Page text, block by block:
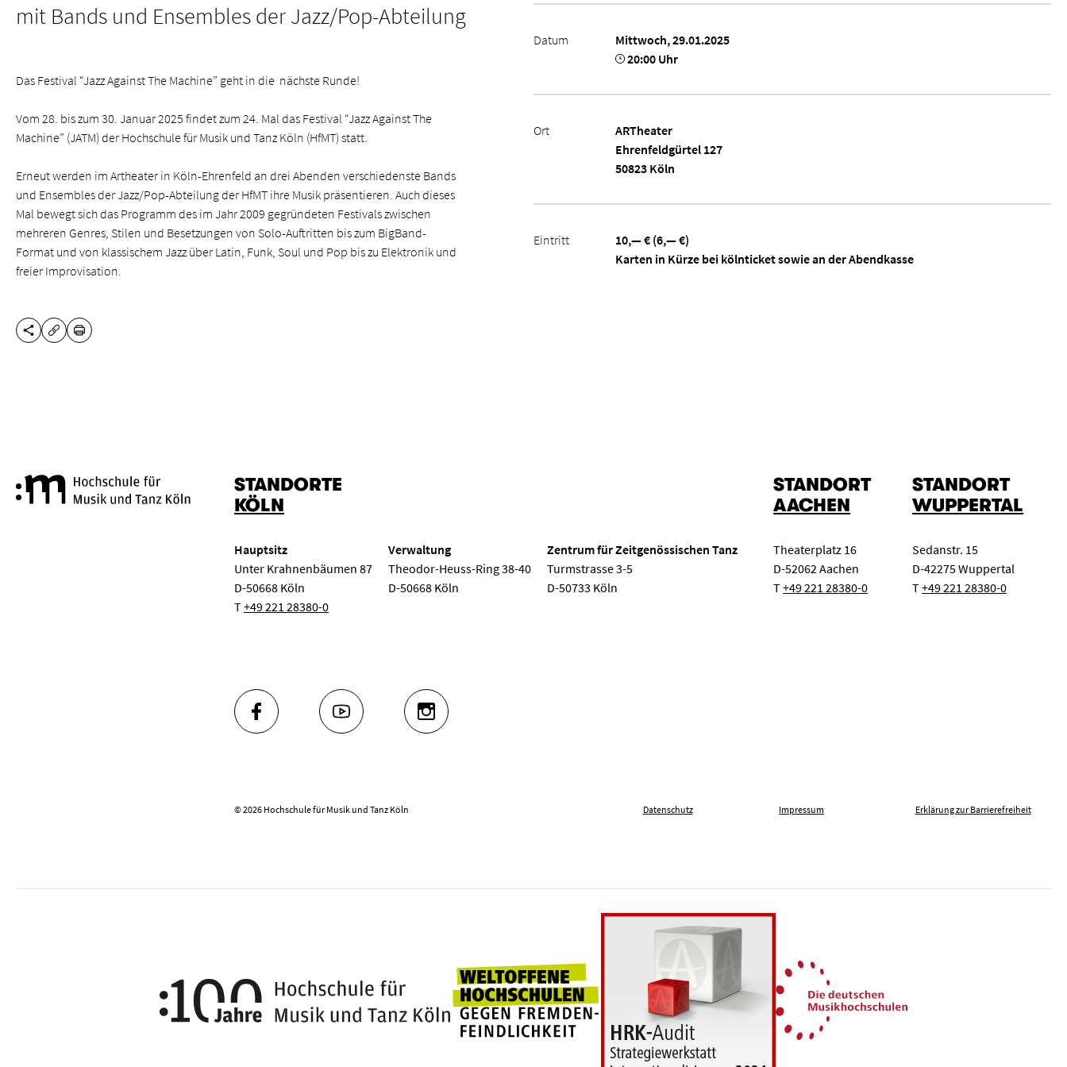
mit Bands und Ensembles der Jazz/Pop-Abteilung
Das Festival “Jazz Against The Machine” geht in die nächste Runde!
Vom 28. bis zum 30. Januar 2025 findet zum 24. Mal das Festival “Jazz Against The
Machine” (JATM) der Hochschule für Musik und Tanz Köln (HfMT) statt.
Erneut werden im Artheater in Köln-Ehrenfeld an drei Abenden verschiedenste Bands
und Ensembles der Jazz/Pop-Abteilung der HfMT ihre Musik präsentieren. Auch dieses
Mal bewegt sich das Programm des im Jahr 2009 gegründeten Festivals zwischen
mehreren Genres, Stilen und Besetzungen von Solo-Auftritten bis zum BigBand-
Format und von klassischem Jazz über Latin, Funk, Soul und Pop bis zu Elektronik und
freier Improvisation.
Datum
Mittwoch, 29.01.2025
20:00 Uhr
Ort
ARTheater
Ehrenfeldgürtel 127
50823 Köln
Eintritt
10,— € (6,— €)
Karten in Kürze bei kölnticket sowie an der Abendkasse
DIESE SEITE TEILEN
URL KOPIEREN
DRUCKEN
Hochschule für Musik und Tanz Köln
STANDORTE
KÖLN
Hauptsitz
Unter Krahnenbäumen 87
D-50668 Köln
T+49 221 28380-0
Verwaltung
Theodor-Heuss-Ring 38-40
D-50668 Köln
Zentrum für Zeitgenössischen Tanz
Turmstrasse 3-5
D-50733 Köln
STANDORT
AACHEN
Theaterplatz 16
D-52062 Aachen
T+49 221 28380-0
STANDORT
WUPPERTAL
Sedanstr. 15
D-42275 Wuppertal
T+49 221 28380-0
FACEBOOK YOUTUBE INSTAGRAM
© 2026 Hochschule für Musik und Tanz Köln Datenschutz Impressum Erklärung zur Barrierefreiheit
100 Jahre Hochschule für Musik und Tanz Köln
Weltoffene Hochschulen gegen Fremdenfeindlichkeit